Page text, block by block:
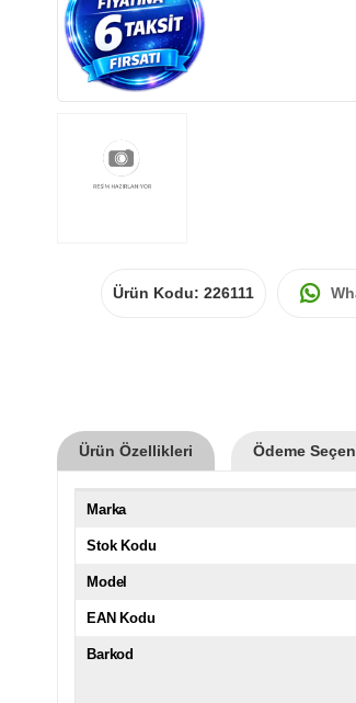
Ürün Kodu: 226111
Ürün Özellikleri Ödeme
Marka
Stok Kodu
Model
EAN Kodu
Barkod